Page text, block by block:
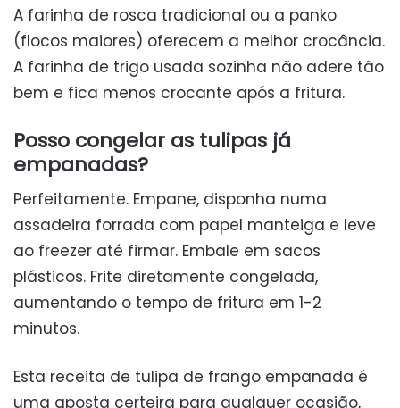
A farinha de rosca tradicional ou a panko
(flocos maiores) oferecem a melhor crocância.
A farinha de trigo usada sozinha não adere tão
bem e fica menos crocante após a fritura.
Posso congelar as tulipas já
empanadas?
Perfeitamente. Empane, disponha numa
assadeira forrada com papel manteiga e leve
ao freezer até firmar. Embale em sacos
plásticos. Frite diretamente congelada,
aumentando o tempo de fritura em 1-2
minutos.
Esta receita de tulipa de frango empanada é
uma aposta certeira para qualquer ocasião,